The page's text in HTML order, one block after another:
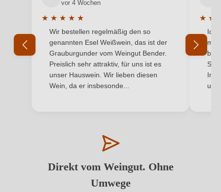
vor 4 Wochen
★ ★ ★ ★ ★
Durchschnittliche Bewertung von 5 von 5 Sternen
Wir bestellen regelmäßig den so
genannten Esel Weißwein, das ist der
Grauburgunder vom Weingut Bender.
Preislich sehr attraktiv, für uns ist es
unser Hauswein. Wir lieben diesen
Wein, da er insbesonde...
★ ★
Ich
mit
und
Direkt vom Weingut. Ohne
Umwege